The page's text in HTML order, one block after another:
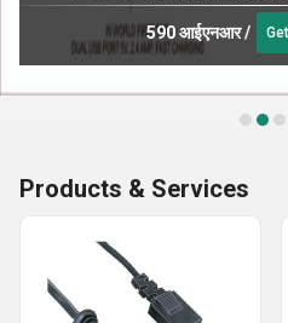
3800 आईएनआर/
Products & Services